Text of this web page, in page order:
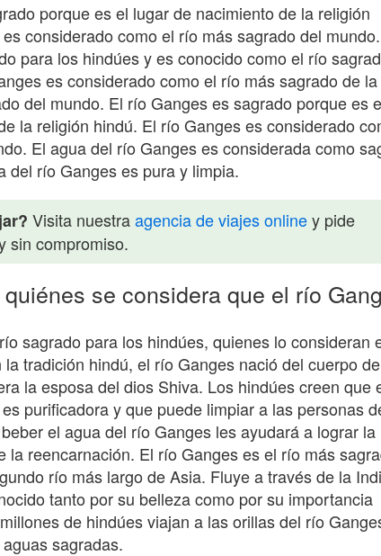
porque es el lugar de nacimiento de la religión
considerado como el río más sagrado del
para los hindúes y es conocido como el río
es considerado como el río más sagrado de
del mundo. El río Ganges es sagrado porque es
la religión hindú. El río Ganges es considerado
El agua del río Ganges es considerada como
del río Ganges es pura y limpia.
Visita nuestraagencia de viajes onliney pide
sin compromiso.
se considera que el río
sagrado para los hindúes, quienes lo consideran
tradición hindú, el río Ganges nació del cuerpo
la esposa del dios Shiva. Los hindúes creen que
purificadora y que puede limpiar a las personas
el agua del río Ganges les ayudará a lograr la
la reencarnación. El río Ganges es el río más
río más largo de Asia. Fluye a través de la
tanto por su belleza como por su importancia
de hindúes viajan a las orillas del río
sagradas.